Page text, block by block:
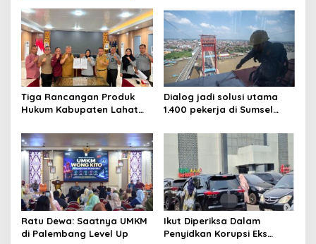
Tiga Rancangan Produk
Hukum Kabupaten Lahat
Harmonisasi
Dialog jadi solusi utama
1.400 pekerja di Sumsel
Ratu Dewa: Saatnya UMKM
di Palembang Level Up
Ikut Diperiksa Dalam
Penyidkan Korupsi Eks